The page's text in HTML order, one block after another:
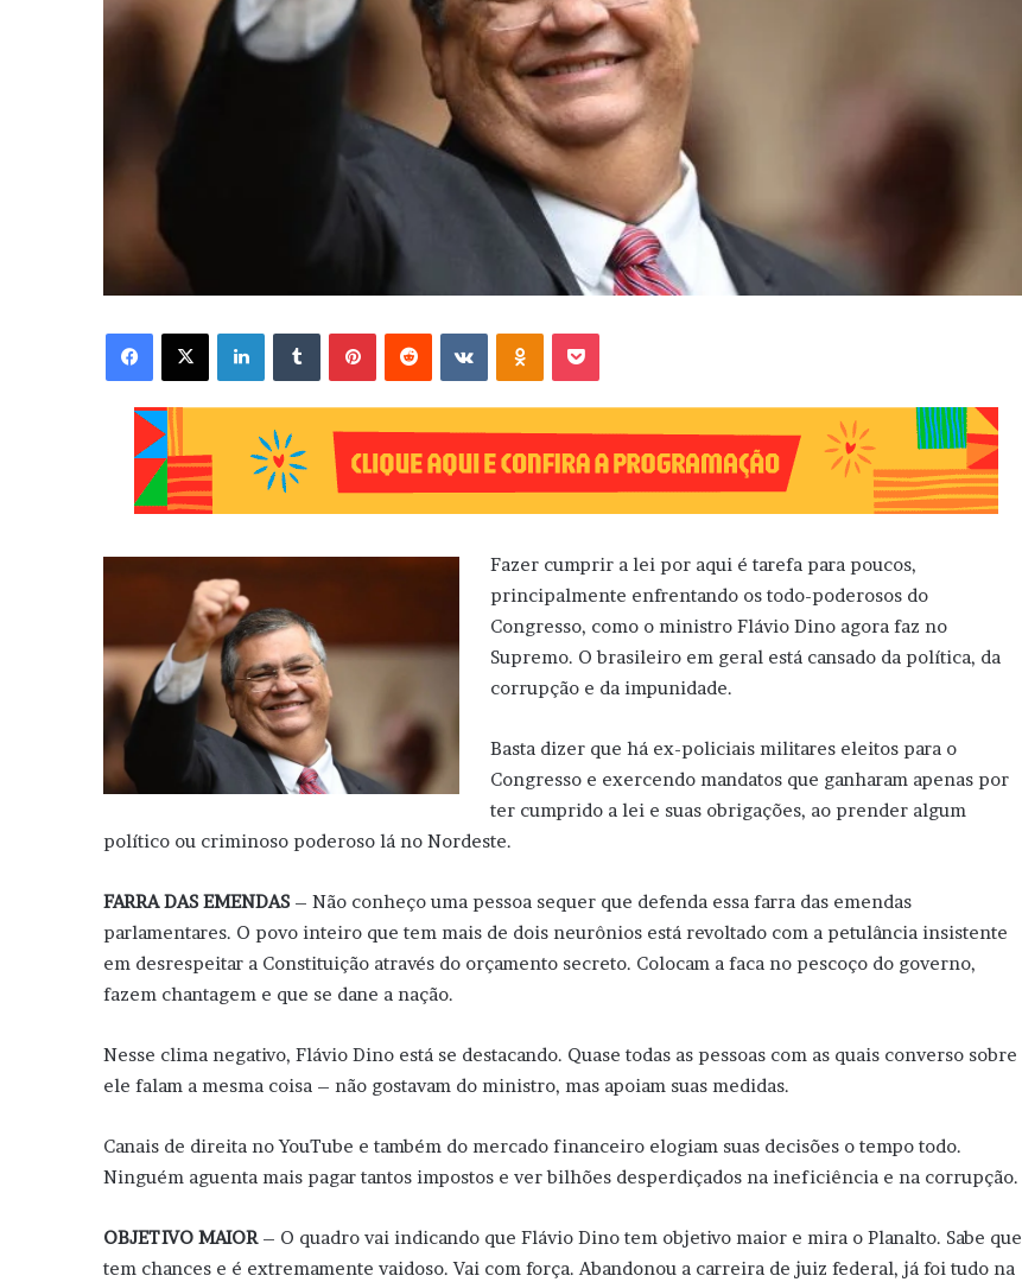
Facebook X Linkedin VK OK
Fazer cumprir a lei por aqui é tarefa para poucos,
principalmente enfrentando os todo-poderosos do
Congresso, como o ministro Flávio Dino agora faz no
Supremo. O brasileiro em geral está cansado da política, da
corrupção e da impunidade.
Basta dizer que há ex-policiais militares eleitos para o
Congresso e exercendo mandatos que ganharam apenas por
ter cumprido a lei e suas obrigações, ao prender algum
político ou criminoso poderoso lá no Nordeste.
FARRA DAS EMENDAS – Não conheço uma pessoa sequer que defenda essa farra das emendas
parlamentares. O povo inteiro que tem mais de dois neurônios está revoltado com a petulância insistente
em desrespeitar a Constituição através do orçamento secreto. Colocam a faca no pescoço do governo,
fazem chantagem e que se dane a nação.
Nesse clima negativo, Flávio Dino está se destacando. Quase todas as pessoas com as quais converso sobre
ele falam a mesma coisa – não gostavam do ministro, mas apoiam suas medidas.
Canais de direita no YouTube e também do mercado financeiro elogiam suas decisões o tempo todo.
Ninguém aguenta mais pagar tantos impostos e ver bilhões desperdiçados na ineficiência e na corrupção.
OBJETIVO MAIOR– O quadro vai indicando que Flávio Dino tem objetivo maior e mira o Planalto. Sabe que
tem chances e é extremamente vaidoso. Vai com força. Abandonou a carreira de juiz federal, já foi tudo na